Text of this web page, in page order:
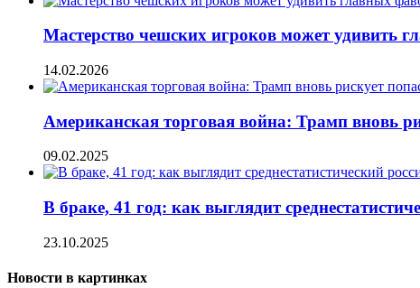
Мастерство чешских игроков может удивить
14.02.2026
Американская торговая война: Трамп вновь
09.02.2025
В браке, 41 год: как выглядит
23.10.2025
Новости в картинках